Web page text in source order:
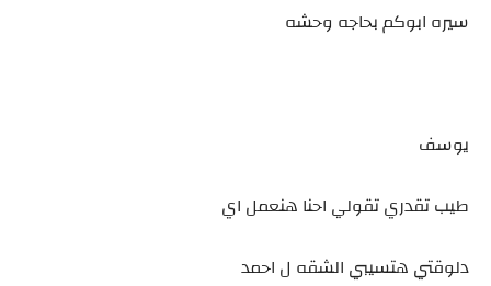
سيره ابوكم بحاجه وحشه
يوسف
طيب تقدري تقولي احنا هنعمل اي
دلوقتي هتسيبي الشقه ل احمد